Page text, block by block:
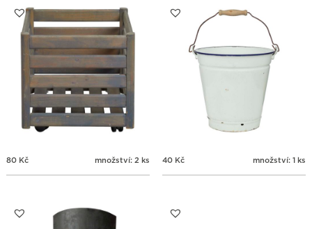
80 Kč množství: 2 ks 40 Kč množství: 1 ks